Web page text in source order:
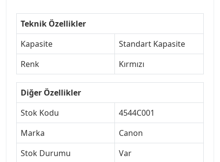
Teknik Özellikler
Kapasite
Standart Kapasite
Renk
Kırmızı
Diğer Özellikler
Stok Kodu
4544C001
Marka
Canon
Stok Durumu
Var